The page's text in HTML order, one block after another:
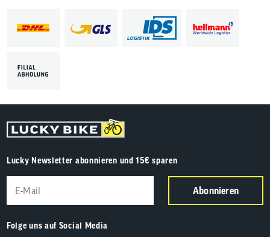
Lucky Newsletter abonnieren und 15€ sparen
Abonnieren
Folge uns auf Social Media